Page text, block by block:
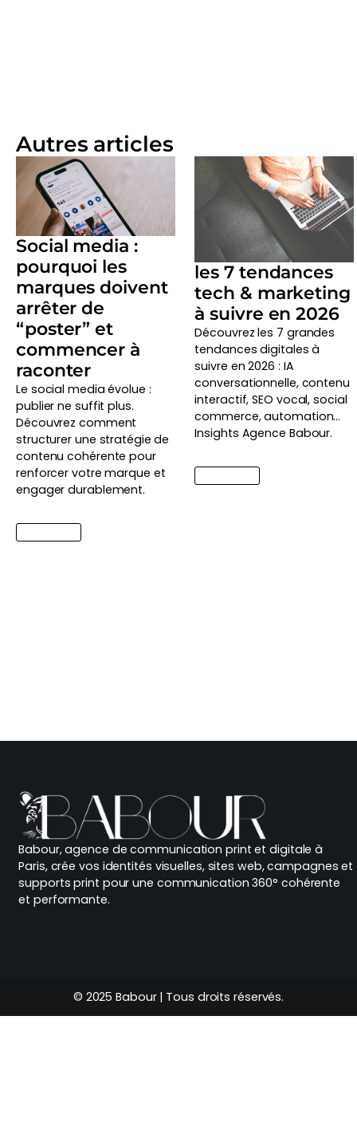
Autres articles
Social media :
pourquoi les
marques doivent
arrêter de
“poster” et
commencer à
raconter
Le social media évolue :
publier ne suffit plus.
Découvrez comment
structurer une stratégie de
contenu cohérente pour
renforcer votre marque et
engager durablement.
les 7 tendances
tech & marketing
à suivre en 2026
Découvrez les 7 grandes
tendances digitales à
suivre en 2026 : IA
conversationnelle, contenu
interactif, SEO vocal, social
commerce, automation…
Insights Agence Babour.
Babour, agence de communication print et digitale à
Paris, crée vos identités visuelles, sites web, campagnes et
supports print pour une communication 360° cohérente
et performante.
© 2025 Babour | Tous droits réservés.